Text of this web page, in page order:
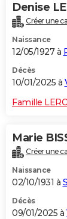
Denise
Créer une
Naissance
12/05/1927 à
Décès
10/01/2025 à
Famille
Marie
Créer une
Naissance
02/10/1931 à
Décès
09/01/2025 à